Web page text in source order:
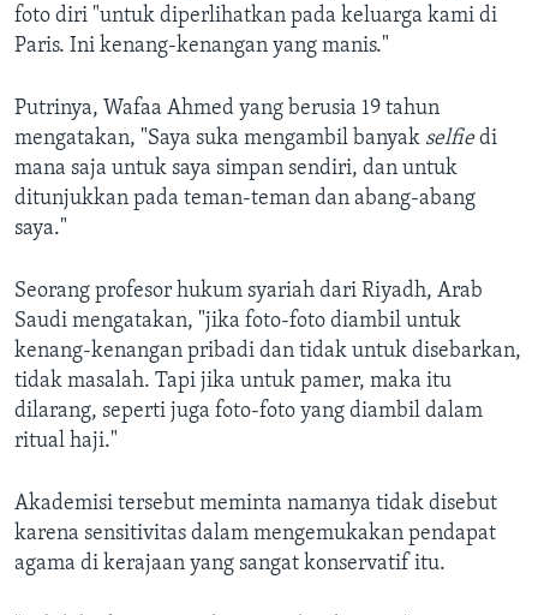
foto diri "untuk diperlihatkan pada keluarga kami di
Paris. Ini kenang-kenangan yang manis."
Putrinya, Wafaa Ahmed yang berusia 19 tahun
mengatakan, "Saya suka mengambil banyak selfiedi
mana saja untuk saya simpan sendiri, dan untuk
ditunjukkan pada teman-teman dan abang-abang
saya."
Seorang profesor hukum syariah dari Riyadh, Arab
Saudi mengatakan, "jika foto-foto diambil untuk
kenang-kenangan pribadi dan tidak untuk disebarkan,
tidak masalah. Tapi jika untuk pamer, maka itu
dilarang, seperti juga foto-foto yang diambil dalam
ritual haji."
Akademisi tersebut meminta namanya tidak disebut
karena sensitivitas dalam mengemukakan pendapat
agama di kerajaan yang sangat konservatif itu.